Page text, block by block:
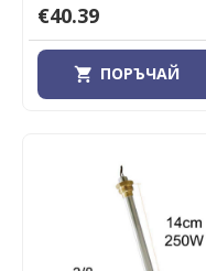
€40.39
ПОРЪЧАЙ